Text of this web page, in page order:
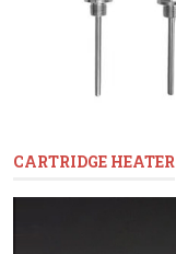
CARTRIDGE HEATER